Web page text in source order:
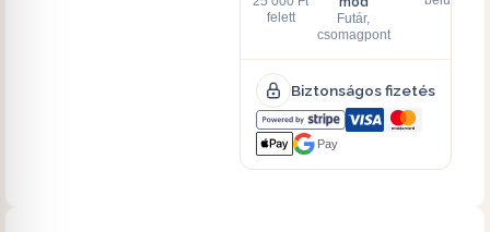
felett
Futár,
csomagpont
Biztonságos fizetés
Pay